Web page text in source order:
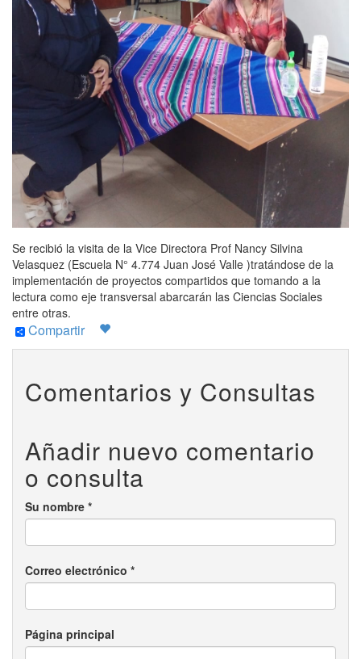
Se recibió la visita de la Vice Directora Prof Nancy Silvina
Velasquez (Escuela N° 4.774 Juan José Valle )tratándose de la
implementación de proyectos compartidos que tomando a la
lectura como eje transversal abarcarán las Ciencias Sociales
entre otras.
Compartir
Comentarios y Consultas
Añadir nuevo comentario
o consulta
Su nombre *
Correo electrónico *
Página principal